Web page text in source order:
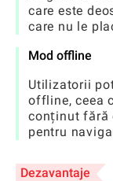
care este
care nu le
Mod offline
Utilizatorii
offline, ceea
conținut fără
pentru
Dezavantaje